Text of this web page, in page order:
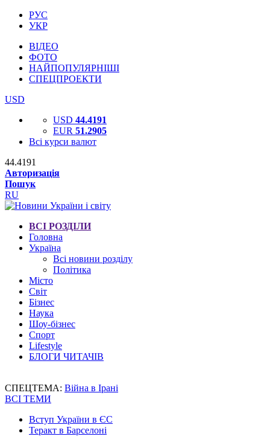
РУС
УКР
ВІДЕО
ФОТО
НАЙПОПУЛЯРНІШІ
СПЕЦПРОЕКТИ
USD
USD 44.4191
EUR 51.2905
Всі курси валют
44.4191
Авторизація
Пошук
RU
ВСІ РОЗДІЛИ
Головна
Україна
Всі новини розділу
Політика
Місто
Світ
Бізнес
Наука
Шоу-бізнес
Спорт
Lifestyle
БЛОГИ ЧИТАЧІВ
СПЕЦТЕМА: Війна в Ірані
ВСІ ТЕМИ
Вступ України в ЄС
Теракт в Барселоні